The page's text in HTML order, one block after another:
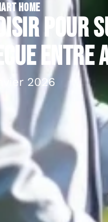
HOME
pour
entre
2026